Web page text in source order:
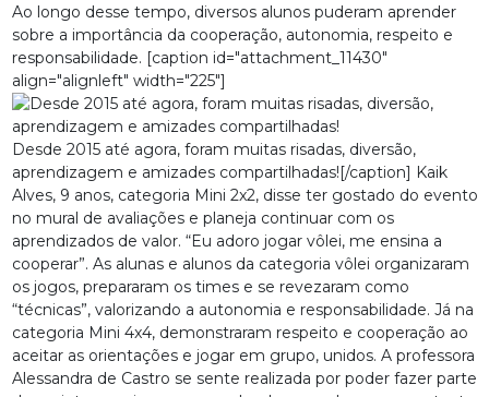
Ao longo desse tempo, diversos alunos puderam aprender
sobre a importância da cooperação, autonomia, respeito e
responsabilidade. [caption id="attachment_11430"
align="alignleft" width="225"]
Desde 2015 até agora, foram muitas risadas, diversão,
aprendizagem e amizades compartilhadas![/caption] Kaik
Alves, 9 anos, categoria Mini 2x2, disse ter gostado do evento
no mural de avaliações e planeja continuar com os
aprendizados de valor. “Eu adoro jogar vôlei, me ensina a
cooperar”. As alunas e alunos da categoria vôlei organizaram
os jogos, prepararam os times e se revezaram como
“técnicas”, valorizando a autonomia e responsabilidade. Já na
categoria Mini 4x4, demonstraram respeito e cooperação ao
aceitar as orientações e jogar em grupo, unidos. A professora
Alessandra de Castro se sente realizada por poder fazer parte